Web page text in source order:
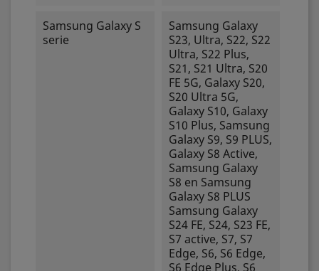
Samsung Galaxy S
serie
Samsung Galaxy
S23, Ultra, S22, S22
Ultra, S22 Plus,
S21, S21 Ultra, S20
FE 5G, Galaxy S20,
S20 Ultra 5G,
Galaxy S10, Galaxy
S10 Plus, Samsung
Galaxy S9, S9 PLUS,
Galaxy S8 Active,
Samsung Galaxy
S8 en Samsung
Galaxy S8 PLUS
Samsung Galaxy
S24 FE, S24, S23 FE,
S7 active, S7, S7
Edge, S6, S6 Edge,
S6 Edge Plus, S6